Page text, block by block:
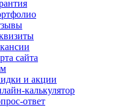
сайта
и акции
калькулятор
ответ